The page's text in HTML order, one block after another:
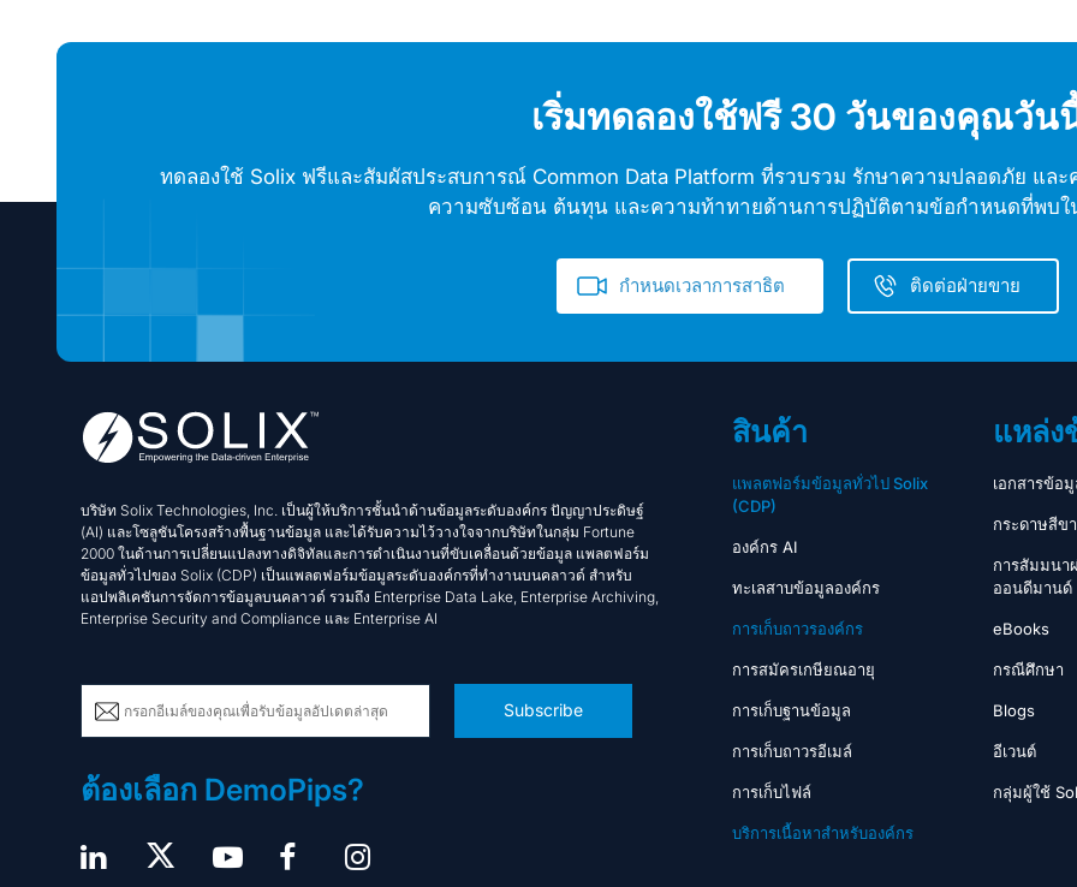
เริ่มทดลองใช้ฟรี 30 วันของคุณวัน
ทดลองใช้ Solix ฟรีและสัมผัสประสบการณ์ Common Data Platform ที่รวบรวม รักษาความปลอดภัย แ
ความซับซ้อน ต้นทุน และความท้าทายด้านการปฏิบัติตามข้อกำหนดที่พบ
กำหนดเวลาการสาธิต ติดต่อฝ่ายขาย
บริษัท Solix Technologies, Inc. เป็นผู้ให้บริการชั้นนำด้านข้อมูลระดับองค์กร ปัญญาประดิษฐ์
(AI) และโซลูชันโครงสร้างพื้นฐานข้อมูล และได้รับความไว้วางใจจากบริษัทในกลุ่ม Fortune
2000 ในด้านการเปลี่ยนแปลงทางดิจิทัลและการดำเนินงานที่ขับเคลื่อนด้วยข้อมูล แพลตฟอร์ม
ข้อมูลทั่วไปของ Solix (CDP) เป็นแพลตฟอร์มข้อมูลระดับองค์กรที่ทำงานบนคลาวด์ สำหรับ
แอปพลิเคชันการจัดการข้อมูลบนคลาวด์ รวมถึง Enterprise Data Lake, Enterprise Archiving,
Enterprise Security and Compliance และ Enterprise AI
Subscribe
ต้องเลือก DemoPips?
สินค้า
แพลตฟอร์มข้อมูลทั่วไป Solix
(CDP)
องค์กร AI
ทะเลสาบข้อมูลองค์กร
การเก็บถาวรองค์กร
การสมัครเกษียณอายุ
การเก็บฐานข้อมูล
การเก็บถาวรอีเมล์
การเก็บไฟล์
บริการเนื้อหาสำหรับองค์กร
แหล่ง
เอกสารข้อ
กระดาษสีข
การสัมมนา
ออนดีมานด์
eBooks
กรณีศึกษา
Blogs
อีเวนต์
กลุ่มผู้ใช้